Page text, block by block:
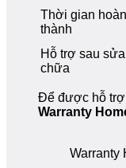
Thời gian hoàn
thành
Hỗ trợ sau sửa
chữa
Để được hỗ trợ
Warranty
Warranty